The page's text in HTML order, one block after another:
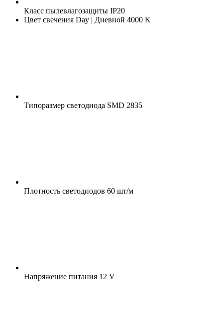
Класс пылевлагозащиты IP20
Цвет свечения Day | Дневной 4000 K
Типоразмер светодиода SMD 2835
Плотность светодиодов 60 шт/м
Напряжение питания 12 V